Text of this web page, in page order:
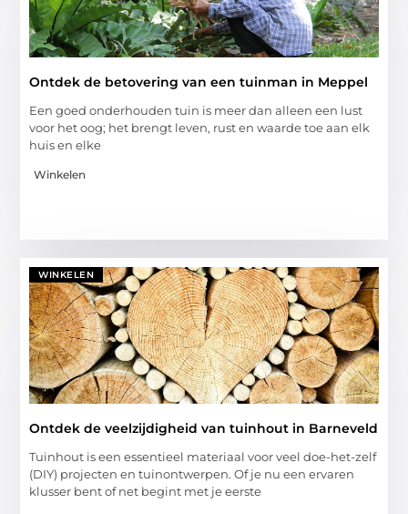
Ontdek de betovering van een tuinman in Meppel
Een goed onderhouden tuin is meer dan alleen een lust
voor het oog; het brengt leven, rust en waarde toe aan elk
huis en elke
Winkelen
WINKELEN
Ontdek de veelzijdigheid van tuinhout in Barneveld
Tuinhout is een essentieel materiaal voor veel doe-het-zelf
(DIY) projecten en tuinontwerpen. Of je nu een ervaren
klusser bent of net begint met je eerste